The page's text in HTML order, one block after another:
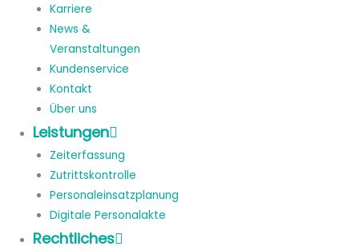
Karriere
News &
Veranstaltungen
Kundenservice
Kontakt
Über uns
Leistungen
Zeiterfassung
Zutrittskontrolle
Personaleinsatzplanung
Digitale Personalakte
Rechtliches